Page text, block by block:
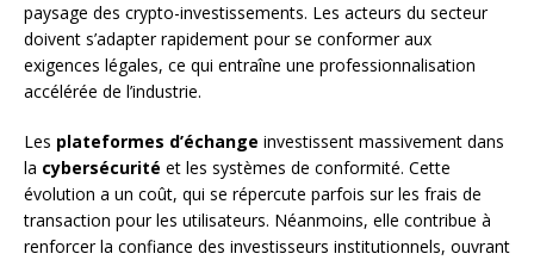
paysage des crypto-investissements. Les acteurs du secteur
doivent s’adapter rapidement pour se conformer aux
exigences légales, ce qui entraîne une professionnalisation
accélérée de l’industrie.
Les plateformes d’échange investissent massivement dans
la cybersécurité et les systèmes de conformité. Cette
évolution a un coût, qui se répercute parfois sur les frais de
transaction pour les utilisateurs. Néanmoins, elle contribue à
renforcer la confiance des investisseurs institutionnels, ouvrant